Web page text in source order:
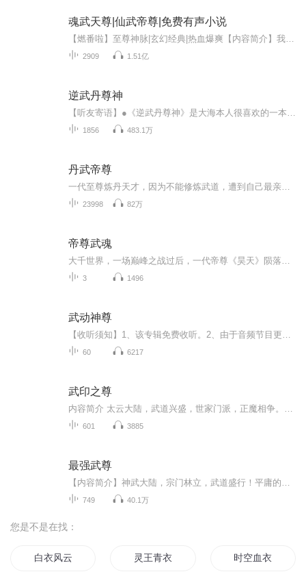
魂武天尊|仙武帝尊|免费有声小说
2909 1.51亿
逆武丹尊神
1856 483.1万
丹武帝尊
23998 82万
帝尊武魂
3 1496
武动神尊
60 6217
武印之尊
601 3885
最强武尊
749 40.1万
您是不是在找：
白衣风云 灵王青衣 时空血衣